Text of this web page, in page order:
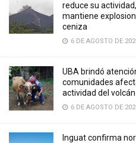
reduce su
mantiene
ceniza
6 DE AGOSTO DE
UBA brindó
comunidades
actividad del
6 DE AGOSTO DE
Inguat confirma